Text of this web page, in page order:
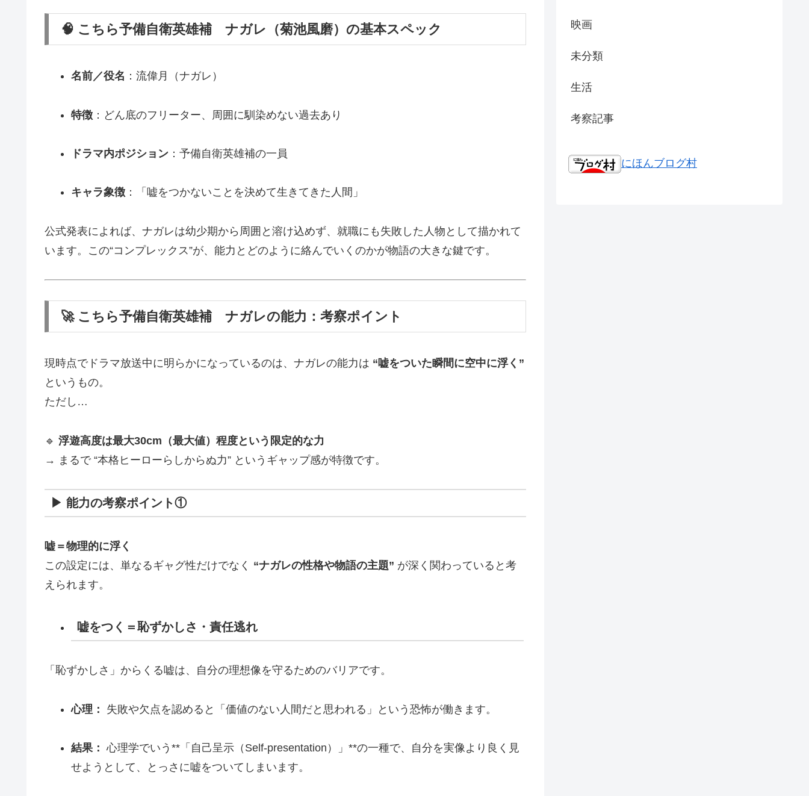
🧠 こちら予備自衛英雄補 ナガレ（菊池風磨）の基本スペック
名前／役名 ：流偉月（ナガレ）
特徴：どん底のフリーター、周囲に馴染めない過去あり
ドラマ内ポジション：予備自衛英雄補の一員
キャラ象徴：「嘘をつかないことを決めて生きてきた人間」
公式発表によれば、ナガレは幼少期から周囲と溶け込めず、就職にも失敗した人物として描かれて
います。この“コンプレックス”が、能力とどのように絡んでいくのかが物語の大きな鍵です。
🚀 こちら予備自衛英雄補 ナガレの能力：考察ポイント
現時点でドラマ放送中に明らかになっているのは、ナガレの能力は “嘘をついた瞬間に空中に浮く”
というもの。
ただし…
🔹 浮遊高度は最大30cm（最大値）程度という限定的な力
→ まるで “本格ヒーローらしからぬ力” というギャップ感が特徴です。
▶ 能力の考察ポイント①
嘘＝物理的に浮く
この設定には、単なるギャグ性だけでなく “ナガレの性格や物語の主題” が深く関わっていると考
えられます。
嘘をつく＝恥ずかしさ・責任逃れ
「恥ずかしさ」からくる嘘は、自分の理想像を守るためのバリアです。
心理： 失敗や欠点を認めると「価値のない人間だと思われる」という恐怖が働きます。
結果： 心理学でいう**「自己呈示（Self-presentation）」**の一種で、自分を実像より良く見
せようとして、とっさに嘘をついてしまいます。
映画
未分類
生活
考察記事
にほんブログ村